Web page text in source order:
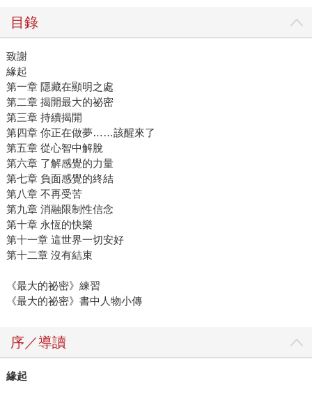
目錄
致謝
緣起
第一章 隱藏在顯明之處
第二章 揭開最大的祕密
第三章 持續揭開
第四章 你正在做夢……該醒來了
第五章 從心智中解脫
第六章 了解感覺的力量
第七章 負面感覺的終結
第八章 不再受苦
第九章 消融限制性信念
第十章 永恆的快樂
第十一章 這世界一切安好
第十二章 沒有結束
《最大的祕密》練習
《最大的祕密》書中人物小傳
序／導讀
緣起